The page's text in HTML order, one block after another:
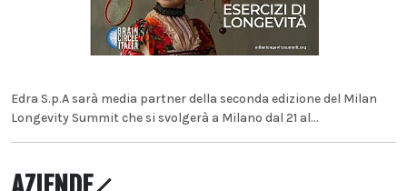
Edra S.p.A sarà media partner della seconda edizione del Milan
Longevity Summit che si svolgerà a Milano dal 21 al...